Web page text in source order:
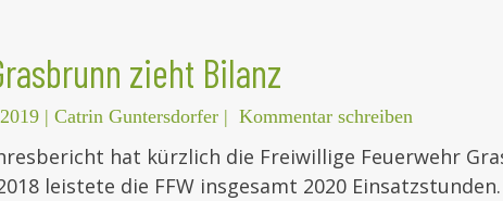
zieht Bilanz
| Catrin Guntersdorfer | Kommentar schreiben
hat kürzlich die Freiwillige Feuerwehr
leistete die FFW insgesamt 2020